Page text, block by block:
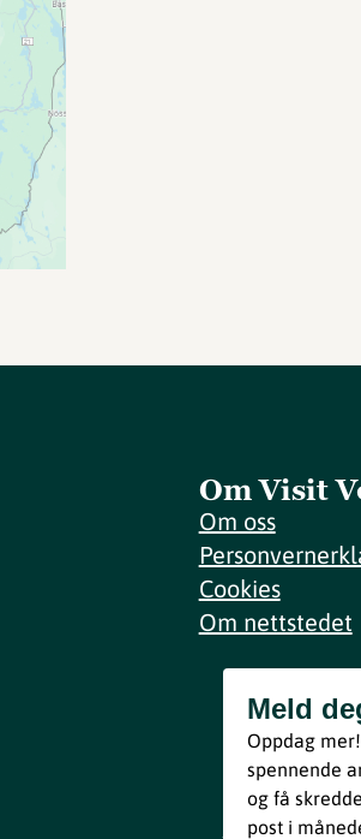
Om Visit
Om oss
Cookies
Om nettstedet
Meld
Ved å melde
Meld
Oppdag
spennende
og få
post i